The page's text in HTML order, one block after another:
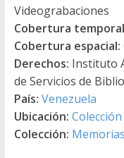
Videograbaciones
Cobertura
Cobertura espacial:
Derechos: Instituto
de Servicios de
País: Venezuela
Ubicación:
Colección: